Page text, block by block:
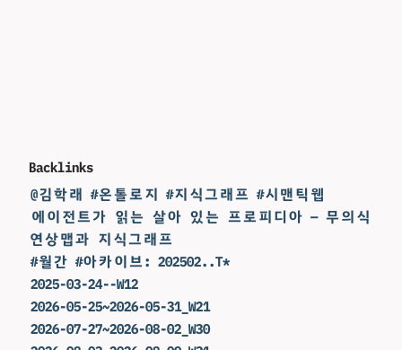
Backlinks
@김학래 #온톨로지 #지식그래프 #시맨틱웹
에이전트가 읽는 살아 있는 프로피디아 — 무의식
연상맵과 지식그래프
#월간 #아카이브: 202502..T*
2025-03-24--W12
2026-05-25~2026-05-31_W21
2026-07-27~2026-08-02_W30